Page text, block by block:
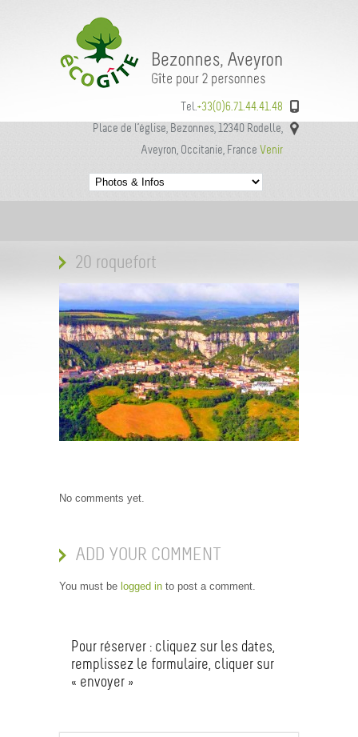
Tel. +33(0)6.71.44.41.48
Place de l’église, Bezonnes, 12340 Rodelle,
Aveyron, Occitanie, France Venir
20 roquefort
No comments yet.
ADD YOUR COMMENT
You must be logged in to post a comment.
Pour réserver : cliquez sur les dates,
remplissez le formulaire, cliquer sur
« envoyer »